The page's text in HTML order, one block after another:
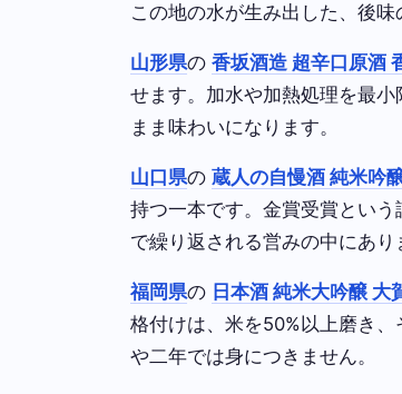
この地の水が生み出した、後味
山形県の香坂酒造 超辛口原酒
せます。加水や加熱処理を最
まま味わいになります。
山口県の蔵人の自慢酒 純米吟
持つ一本です。金賞受賞とい
で繰り返される営みの中にあり
福岡県の 日本酒 純米大吟醸 大
格付けは、米を50%以上磨き
や二年では身につきません。